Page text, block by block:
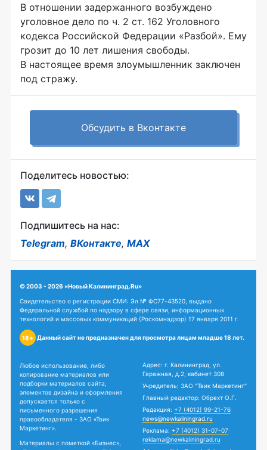
В отношении задержанного возбуждено
уголовное дело по ч. 2 ст. 162 Уголовного
кодекса Российской Федерации «Разбой». Ему
грозит до 10 лет лишения свободы.
В настоящее время злоумышленник заключен
под стражу.
Обсудить в Вконтакте
Поделитесь новостью:
Подпишитесь на нас:
Telegram, ВКонтакте, MAX
© 2003 - 2026 «Новый Калининград.Ru»
Свидетельство о регистрации СМИ: Эл № ФС77-43520, выдано
Федеральной службой по надзору в сфере связи, информационных
технологий и массовых коммуникаций (Роскомнадзор) 17 января 2011 г.
18+ Данный сайт не предназначен для просмотра лицам младше 18 лет.
Любое использование, либо
копирование материалов или
подборки материалов сайта,
элементов дизайна и оформления
допускается только с
письменного разрешения
правообладателя - ЗАО «Твик
Маркетинг».
Материалы с пометкой «Бизнес»,
Адрес: г. Калининград, ул.
Гаражная, д.2, кабинет 308
Учредитель: ЗАО "Твик Маркетинг"
Главный редактор: Обрехт О.Г.
Редакция: +7 (4012) 99-21-76
news@newkaliningrad.ru
Реклама: +7 (4012) 31-07-07
reklama@newkaliningrad.ru